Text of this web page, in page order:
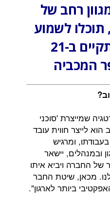
רחב של
תוכלו לשמוע
בכנס הגיוס שיתקיים ב-21
המכביה
שמייצרת 'סוכני
לייצר חווית עובד
ומרגיש
ובמנהלים, יישאר
של החברה ויביא איתו
מכאן, שיטת החבר
ביותר לארגון".